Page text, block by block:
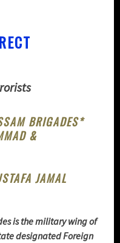
BRIGADES*
&
JAMAL
is the military wing of
designated Foreign